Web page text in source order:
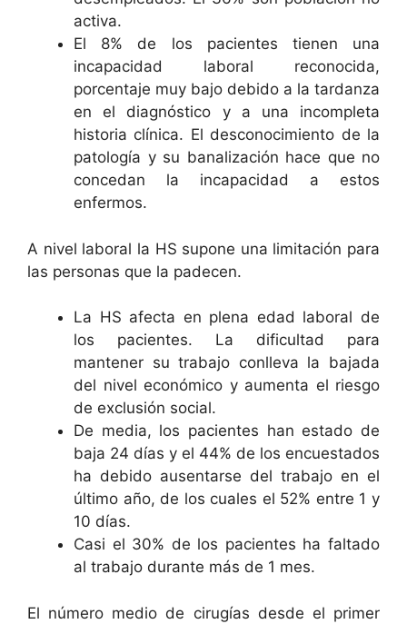
activa.
El 8% de los pacientes tienen una
incapacidad laboral reconocida,
porcentaje muy bajo debido a la tardanza
en el diagnóstico y a una incompleta
historia clínica. El desconocimiento de la
patología y su banalización hace que no
concedan la incapacidad a estos
enfermos.
A nivel laboral la HS supone una limitación para
las personas que la padecen.
La HS afecta en plena edad laboral de
los pacientes. La dificultad para
mantener su trabajo conlleva la bajada
del nivel económico y aumenta el riesgo
de exclusión social.
De media, los pacientes han estado de
baja 24 días y el 44% de los encuestados
ha debido ausentarse del trabajo en el
último año, de los cuales el 52% entre 1 y
10 días.
Casi el 30% de los pacientes ha faltado
al trabajo durante más de 1 mes.
El número medio de cirugías desde el primer